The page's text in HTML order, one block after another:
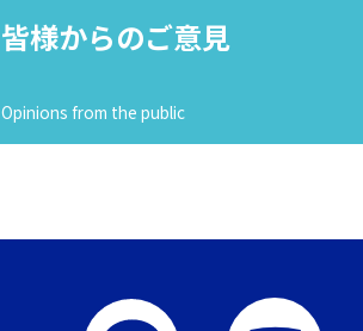
皆様からのご意見
Opinions from the public